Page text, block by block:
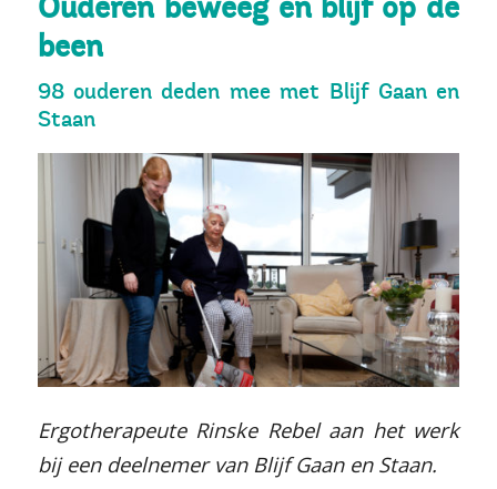
Ouderen beweeg en blijf op de
been
98 ouderen deden mee met Blijf Gaan en
Staan
Ergotherapeute Rinske Rebel aan het werk
bij een deelnemer van Blijf Gaan en Staan.